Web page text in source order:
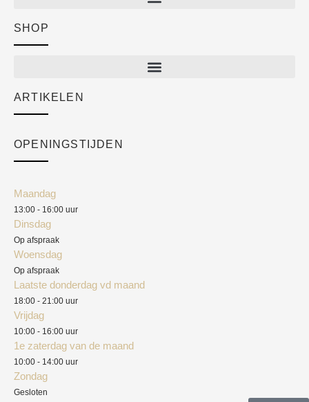
Academy
SHOP
ARTIKELEN
OPENINGSTIJDEN
Maandag
13:00 - 16:00 uur
Dinsdag
Op afspraak
Woensdag
Op afspraak
Laatste donderdag vd maand
18:00 - 21:00 uur
Vrijdag
10:00 - 16:00 uur
1e zaterdag van de maand
10:00 - 14:00 uur
Zondag
Gesloten